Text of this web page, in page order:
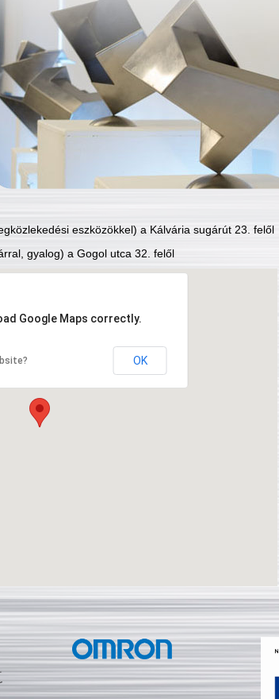
eszközökkel) a Kálvária sugárút 23. felől
gyalog) a Gogol utca 32. felől
Google Maps correctly.
OK